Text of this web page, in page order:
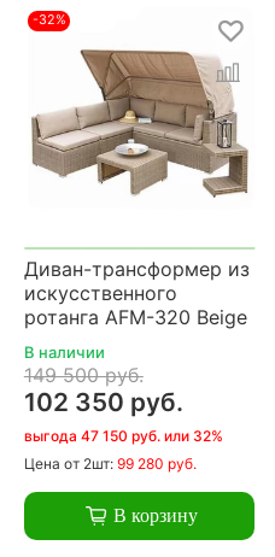
-32%
Диван-трансформер из
искусственного
ротанга AFM-320 Beige
В наличии
149 500 руб.
102 350 руб.
выгода 47 150 руб. или 32%
Цена от 2шт: 99 280 руб.
В корзину